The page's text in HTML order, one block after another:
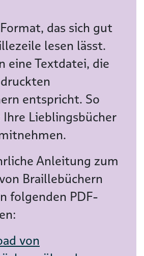
das sich gut
lesen lässt.
eine Textdatei, die
entspricht. So
Ihre Lieblingsbücher
Anleitung zum
Braillebüchern
folgenden PDF-
von